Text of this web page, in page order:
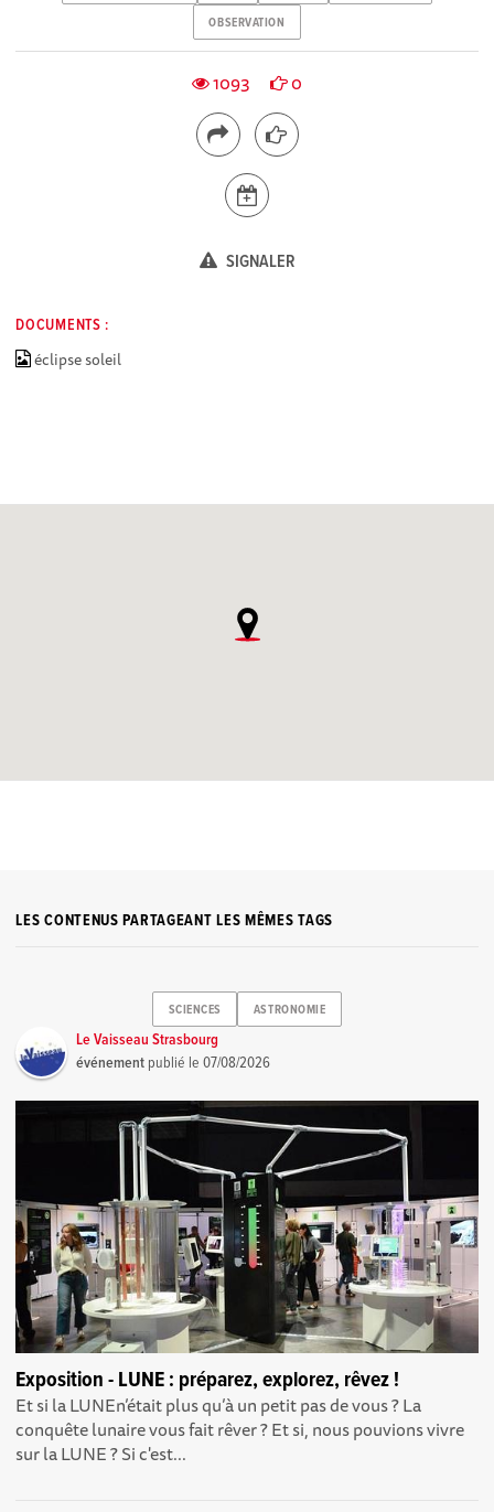
OBSERVATION
1093 0
SIGNALER
DOCUMENTS :
éclipse soleil
LES CONTENUS PARTAGEANT LES MÊMES TAGS
SCIENCES ASTRONOMIE
Le Vaisseau Strasbourg
événement publié le07/08/2026
Exposition - LUNE : préparez, explorez, rêvez !
Et si la LUNEn’était plus qu’à un petit pas de vous ? La
conquête lunaire vous fait rêver ? Et si, nous pouvions vivre
sur la LUNE ? Si c'est...